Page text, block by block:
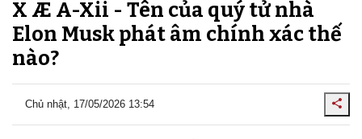
X Æ A-Xii - Tên của quý tử nhà
Elon Musk phát âm chính xác thế
nào?
Chủ nhật, 17/05/2026 13:54